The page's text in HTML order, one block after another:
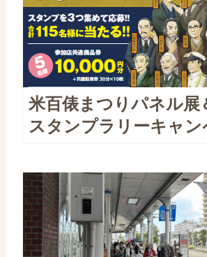
米百俵まつりパネル展
スタンプラリーキャン